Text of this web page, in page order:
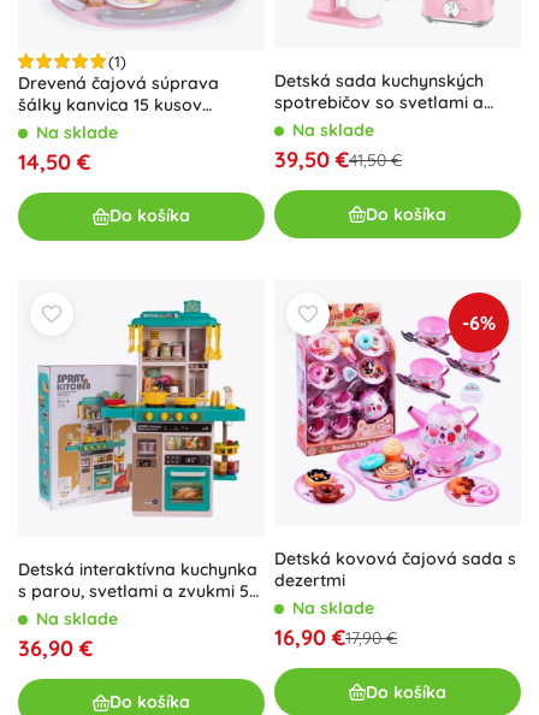
(1)
Drevená čajová súprava
šálky kanvica 15 kusov
ECOTOYS
Na sklade
14,50 €
Do košíka
Detská sada kuchynských
spotrebičov so svetlami a
zvukmi
Na sklade
39,50 €41,50 €
Do košíka
Detská interaktívna kuchynka
s parou, svetlami a zvukmi 50
dielov – Modrá
Na sklade
36,90 €
Do košíka
-6%
Detská kovová čajová sada s
dezertmi
Na sklade
16,90 €17,90 €
Do košíka